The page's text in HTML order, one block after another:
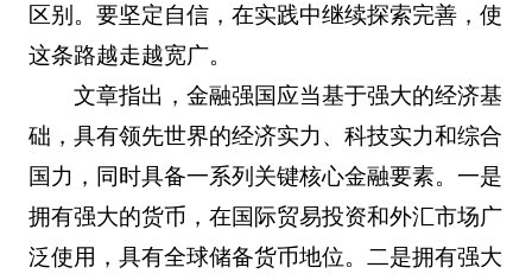
区别。要坚定自信，在实践中继续探索完善，使
这条路越走越宽广。
文章指出，金融强国应当基于强大的经济基
础，具有领先世界的经济实力、科技实力和综合
国力，同时具备一系列关键核心金融要素。一是
拥有强大的货币，在国际贸易投资和外汇市场广
泛使用，具有全球储备货币地位。二是拥有强大